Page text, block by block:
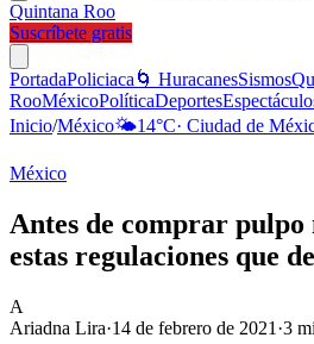
Quintana Roo
Suscríbete gratis
PortadaPoliciaca 🌀 HuracanesSismos
RooMéxicoPolíticaDeportes
Inicio/México🌤️14°C· Ciudad de
México
Antes de comprar pulpo
estas regulaciones que
A
Ariadna Lira·14 de febrero de 2021 ·3